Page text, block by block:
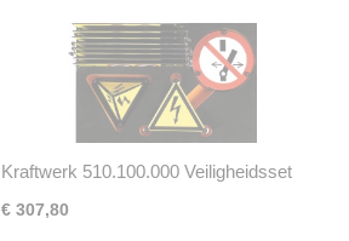
Kraftwerk 510.100.000 Veiligheidsset
€ 307,80